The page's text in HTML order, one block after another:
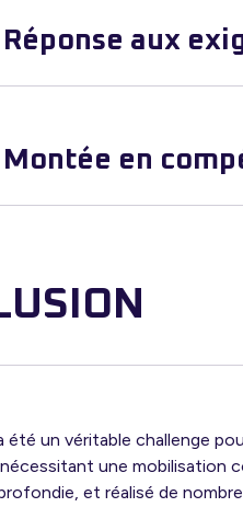
Réponse aux
Montée en
été un véritable challenge
une mobilisation
et réalisé de